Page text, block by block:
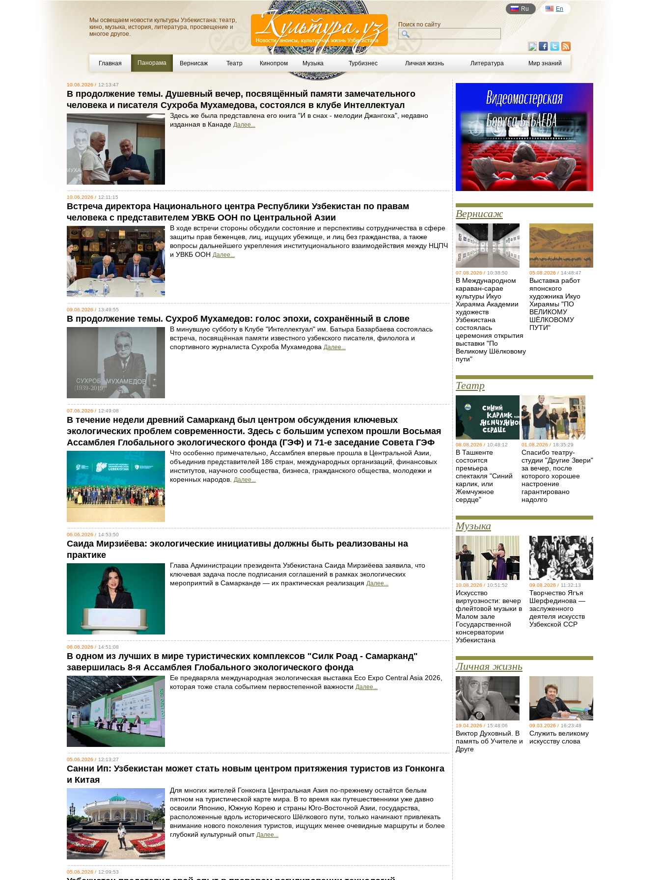
Мы освещаем новости культуры Узбекистана: театр,
кино, музыка, история, литература, просвещение и
многое другое.
Ru En
Поиск по сайту
Главная Панорама Вернисаж Театр Кинопром Музыка Турбизнес Личная жизнь Литература Мир знаний
10.06.2026 / 12:13:47
В продолжение темы. Душевный вечер, посвящённый памяти замечательного
человека и писателя Сухроба Мухамедова, состоялся в клубе Интеллектуал
Здесь же была представлена его книга "И в снах - мелодии Джангоха", недавно
изданная в Канаде Далее...
10.06.2026 / 12:11:15
Встреча директора Национального центра Республики Узбекистан по правам
человека с представителем УВКБ ООН по Центральной Азии
В ходе встречи стороны обсудили состояние и перспективы сотрудничества в сфере
защиты прав беженцев, лиц, ищущих убежище, и лиц без гражданства, а также
вопросы дальнейшего укрепления институционального взаимодействия между НЦПЧ
и УВКБ ООН Далее...
09.06.2026 / 13:49:55
В продолжение темы. Сухроб Мухамедов: голос эпохи, сохранённый в слове
В минувшую субботу в Клубе "Интеллектуал" им. Батыра Базарбаева состоялась
встреча, посвящённая памяти известного узбекского писателя, филолога и
спортивного журналиста Сухроба Мухамедова Далее...
07.06.2026 / 12:49:08
В течение недели древний Самарканд был центром обсуждения ключевых
экологических проблем современности. Здесь с большим успехом прошли Восьмая
Ассамблея Глобального экологического фонда (ГЭФ) и 71-е заседание Совета ГЭФ
Что особенно примечательно, Ассамблея впервые прошла в Центральной Азии,
объединив представителей 186 стран, международных организаций, финансовых
институтов, научного сообщества, бизнеса, гражданского общества, молодежи и
коренных народов. Далее...
06.06.2026 / 14:53:50
Саида Мирзиёева: экологические инициативы должны быть реализованы на
практике
Глава Администрации президента Узбекистана Саида Мирзиёева заявила, что
ключевая задача после подписания соглашений в рамках экологических
мероприятий в Самарканде — их практическая реализация Далее...
06.06.2026 / 14:51:08
В одном из лучших в мире туристических комплексов "Силк Роад - Самарканд"
завершилась 8-я Ассамблея Глобального экологического фонда
Ее предваряла международная экологическая выставка Eco Expo Central Asia 2026,
которая тоже стала событием первостепенной важности Далее...
05.06.2026 / 12:13:27
Санни Ип: Узбекистан может стать новым центром притяжения туристов из Гонконга
и Китая
Для многих жителей Гонконга Центральная Азия по-прежнему остаётся белым
пятном на туристической карте мира. В то время как путешественники уже давно
освоили Японию, Южную Корею и страны Юго-Восточной Азии, государства,
расположенные вдоль исторического Шёлкового пути, только начинают привлекать
внимание нового поколения туристов, ищущих менее очевидные маршруты и более
глубокий культурный опыт Далее...
05.06.2026 / 12:09:53
Вернисаж
07.08.2026 / 10:38:50
В Международном
караван-сарае
культуры Икуо
Хираяма Академии
художеств
Узбекистана
состоялась
церемония открытия
выставки "По
Великому Шёлковому
пути"
05.08.2026 / 14:48:47
Выставка работ
японского
художника Икуо
Хираямы "ПО
ВЕЛИКОМУ
ШЁЛКОВОМУ
ПУТИ"
Театр
08.08.2026 / 10:48:12
В Ташкенте
состоится
премьера
спектакля "Синий
карлик, или
Жемчужное
сердце"
01.08.2026 / 18:35:29
Спасибо театру-
студии "Другие Звери"
за вечер, после
которого хорошее
настроение
гарантировано
надолго
Музыка
10.08.2026 / 10:51:52
Искусство
виртуозности: вечер
флейтовой музыки в
Малом зале
Государственной
консерватории
Узбекистана
09.08.2026 / 11:32:13
Творчество Ягъя
Шерфединова —
заслуженного
деятеля искусств
Узбекской ССР
Личная жизнь
19.04.2026 / 15:48:06
Виктор Духовный. В
память об Учителе и
Друге
09.03.2026 / 16:23:48
Служить великому
искусству слова